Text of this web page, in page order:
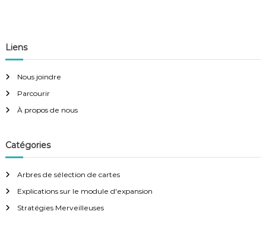
Liens
Nous joindre
Parcourir
À propos de nous
Catégories
Arbres de sélection de cartes
Explications sur le module d'expansion
Stratégies Merveilleuses